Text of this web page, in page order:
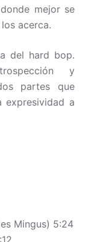
mejor se
acerca.
del hard bop.
y
partes que
expresividad a
Mingus) 5:24